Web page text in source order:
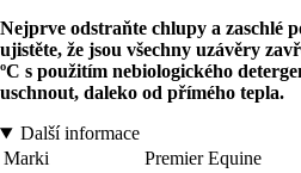
Nejprve odstraňte chlupy a zaschlé
ujistěte, že jsou všechny uzávěry
ºC s použitím nebiologického
uschnout, daleko od přímého tepla.
Další informace
Marki
Premier Equine